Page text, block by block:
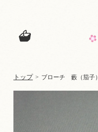
トップ > ブローチ 藪（茄子）